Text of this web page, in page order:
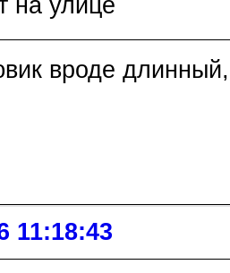
на улице
вроде
11:18:43